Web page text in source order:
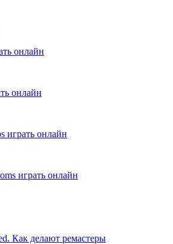
онлайн
онлайн
играть онлайн
играть онлайн
Как делают ремастеры